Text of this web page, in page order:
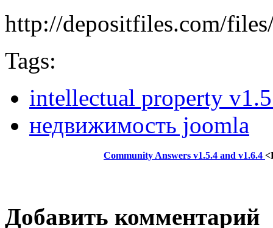
http://depositfiles.com/
Tags:
intellectual property
недвижимость joomla
Community Answers v1.5.4 and v1.6.4
Добавить комментарий